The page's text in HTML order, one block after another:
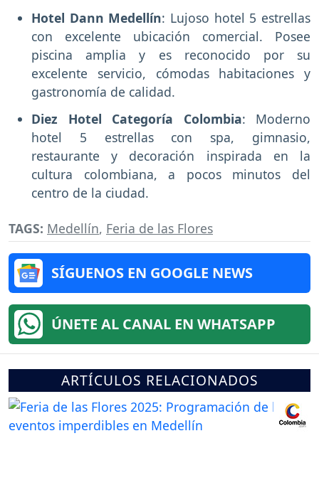
Hotel Dann Medellín: Lujoso hotel 5 estrellas
con excelente ubicación comercial. Posee
piscina amplia y es reconocido por su
excelente servicio, cómodas habitaciones y
gastronomía de calidad.
Diez Hotel Categoría Colombia: Moderno
hotel 5 estrellas con spa, gimnasio,
restaurante y decoración inspirada en la
cultura colombiana, a pocos minutos del
centro de la ciudad.
TAGS: Medellín, Feria de las Flores
SÍGUENOS EN GOOGLE NEWS
ÚNETE AL CANAL EN WHATSAPP
ARTÍCULOS RELACIONADOS